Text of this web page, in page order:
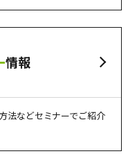
情報
法などセミナーでご紹介